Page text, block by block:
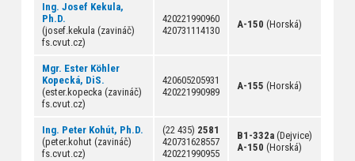
Ing. Josef Kekula,
Ph.D.
(josef.kekula (zavináč)
fs.cvut.cz)
420221990960
420731114130
A-150 (Horská)
Mgr. Ester Köhler
Kopecká, DiS.
(ester.kopecka (zavináč)
fs.cvut.cz)
420605205931
420221990989
A-155 (Horská)
Ing. Peter Kohút, Ph.D.
(peter.kohut (zavináč)
fs.cvut.cz)
(22 435) 2581
420731628557
420221990955
B1-332a(Dejvice)
A-150 (Horská)